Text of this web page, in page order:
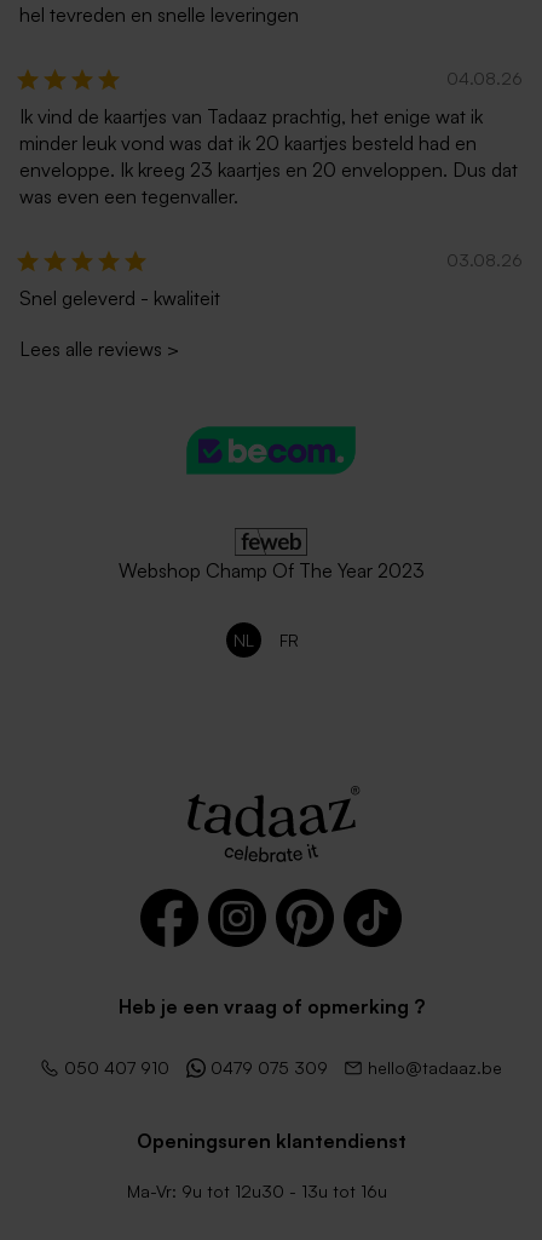
hel tevreden en snelle leveringen
04.08.26
Ik vind de kaartjes van Tadaaz prachtig, het enige wat ik
minder leuk vond was dat ik 20 kaartjes besteld had en
enveloppe. Ik kreeg 23 kaartjes en 20 enveloppen. Dus dat
was even een tegenvaller.
03.08.26
Snel geleverd - kwaliteit
Lees alle reviews >
Webshop Champ Of The Year 2023
NL FR
Heb je een vraag of opmerking ?
050 407 910 0479 075 309 hello@tadaaz.be
Openingsuren klantendienst
Ma-Vr: 9u tot 12u30 - 13u tot 16u